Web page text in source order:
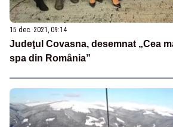
15 dec. 2021, 09:14
Judeţul Covasna, desemnat „Cea
spa din România”